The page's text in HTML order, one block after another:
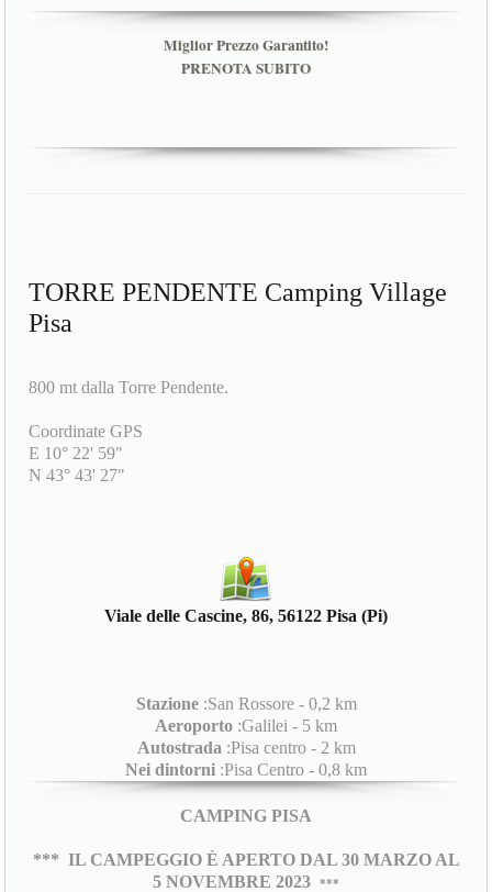
Miglior Prezzo Garantito!
PRENOTA SUBITO
TORRE PENDENTE Camping Village
Pisa
800 mt dalla Torre Pendente.
Coordinate GPS
E 10° 22' 59"
N 43° 43' 27"
Viale delle Cascine, 86, 56122 Pisa (Pi)
Stazione:San Rossore - 0,2 km
Aeroporto :Galilei - 5 km
Autostrada :Pisa centro - 2 km
Nei dintorni :Pisa Centro - 0,8 km
CAMPING PISA
*** IL CAMPEGGIO È APERTO DAL 30 MARZO AL
5 NOVEMBRE 2023
***